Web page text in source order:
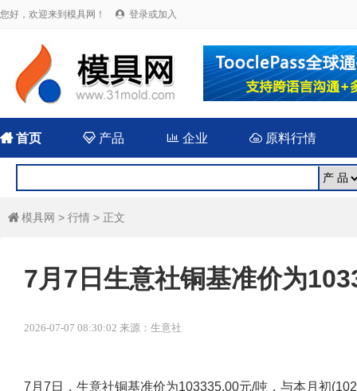
您好，欢迎来到模具网！  登录或加入
首页  产品 企业 原料行情
 模具网 > 行情 > 正文
7月7日生意社铜基准价为
2026-07-07 08:30:02 来源：生意社
7月7日，生意社铜基准价为103335.00元/吨，与本月初